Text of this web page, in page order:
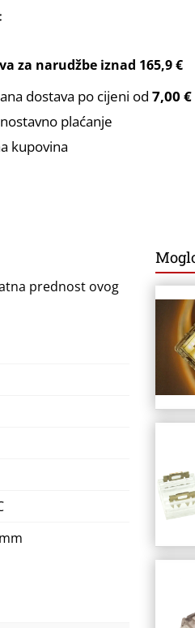
za narudžbe iznad 165,9 €
dostava po cijeni od 7,00 €
plaćanje
kupovina
prednost ovog